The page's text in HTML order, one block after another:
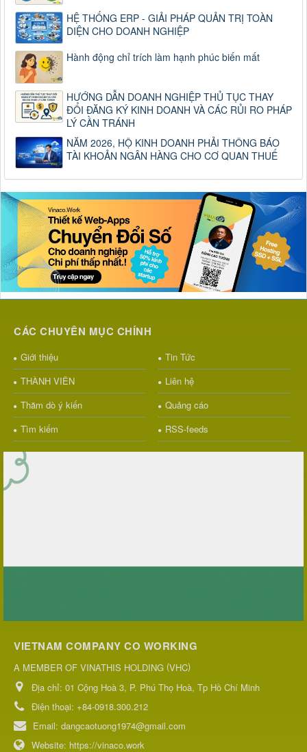
HỆ THỐNG ERP - GIẢI PHÁP QUẢN TRỊ TOÀN
DIỆN CHO DOANH NGHIỆP
Hành động chỉ trích làm hạnh phúc biến mất
HƯỚNG DẪN DOANH NGHIỆP THỦ TỤC THAY
ĐỔI ĐĂNG KÝ KINH DOANH VÀ CÁC RỦI RO PHÁP
LÝ CẦN TRÁNH
NĂM 2026, HỘ KINH DOANH PHẢI THÔNG BÁO
TÀI KHOẢN NGÂN HÀNG CHO CƠ QUAN THUẾ
CÁC CHUYÊN MỤC CHÍNH
Giới thiệu
Tin Tức
THÀNH VIÊN
Liên hệ
Thăm dò ý kiến
Quảng cáo
Tìm kiếm
RSS-feeds
VIETNAM COMPANY CO WORKING
A MEMBER OF VINATHIS HOLDING (VHC)
Địa chỉ: 01 Cộng Hoà 3, P. Phú Thọ Hoà, Tp Hồ Chí Minh
Điện thoại: +84-0918.300.212
Email: dangcaotuong1974@gmail.com
Website: https://vinaco.work